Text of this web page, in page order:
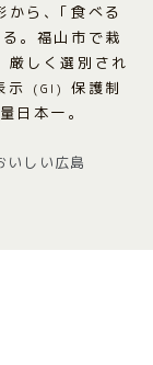
から、｢食べる
。福山市で栽
厳しく選別され
示
(GI)
保護制
日本一。
いしい広島